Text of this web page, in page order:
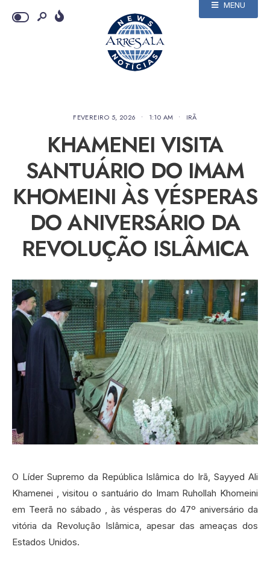
MENU
FEVEREIRO 5, 2026 • 1:10 AM • IRÃ
KHAMENEI VISITA
SANTUÁRIO DO IMAM
KHOMEINI ÀS VÉSPERAS
DO ANIVERSÁRIO DA
REVOLUÇÃO ISLÂMICA
O Líder Supremo da República Islâmica do Irã, Sayyed Ali
Khamenei , visitou o santuário do Imam Ruhollah Khomeini
em Teerã no sábado , às vésperas do 47º aniversário da
vitória da Revolução Islâmica, apesar das ameaças dos
Estados Unidos.